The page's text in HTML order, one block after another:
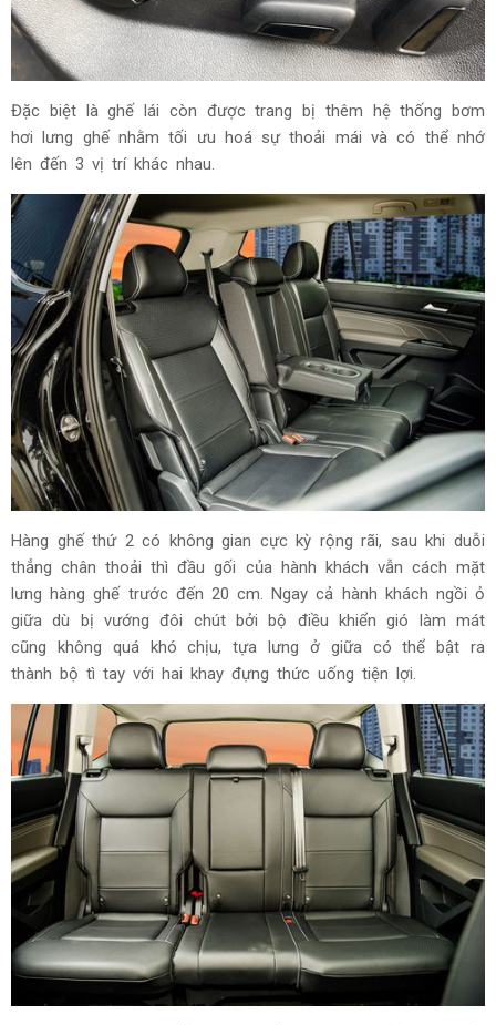
Đặc biệt là ghế lái còn được trang bị thêm hệ thống bơm
hơi lưng ghế nhằm tối ưu hoá sự thoải mái và có thể nhớ
lên đến 3 vị trí khác nhau.
Hàng ghế thứ 2 có không gian cực kỳ rộng rãi, sau khi duỗi
thẳng chân thoải thì đầu gối của hành khách vẫn cách mặt
lưng hàng ghế trước đến 20 cm. Ngay cả hành khách ngồi ỏ
giữa dù bị vướng đôi chút bởi bộ điều khiển gió làm mát
cũng không quá khó chịu, tựa lưng ở giữa có thể bật ra
thành bộ tì tay với hai khay đựng thức uống tiện lợi.